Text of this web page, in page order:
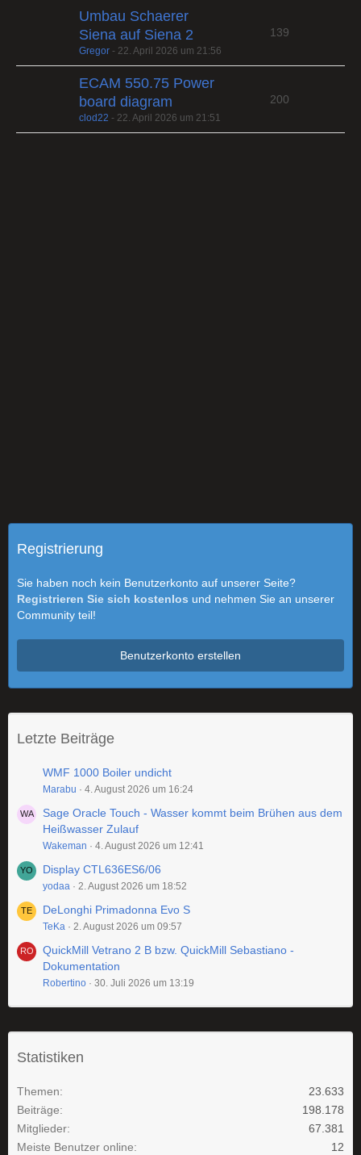
Umbau Schaerer
Siena auf Siena 2
Gregor - 22. April 2026 um 21:56
139
ECAM 550.75 Power
board diagram
clod22 - 22. April 2026 um 21:51
200
Registrierung
Sie haben noch kein Benutzerkonto auf unserer Seite?
Registrieren Sie sich kostenlos und nehmen Sie an unserer
Community teil!
Benutzerkonto erstellen
Letzte Beiträge
WMF 1000 Boiler undicht
Marabu 4. August 2026 um 16:24
Sage Oracle Touch - Wasser kommt beim Brühen aus dem
Heißwasser Zulauf
Wakeman 4. August 2026 um 12:41
Display CTL636ES6/06
yodaa 2. August 2026 um 18:52
DeLonghi Primadonna Evo S
TeKa 2. August 2026 um 09:57
QuickMill Vetrano 2 B bzw. QuickMill Sebastiano -
Dokumentation
Robertino 30. Juli 2026 um 13:19
Statistiken
Themen
23.633
Beiträge
198.178
Mitglieder
67.381
Meiste Benutzer online
12